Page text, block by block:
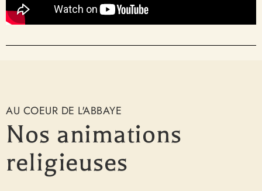
AU COEUR DE L'ABBAYE
Nos animations
religieuses